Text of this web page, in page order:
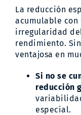
La reducción
acumulable con
irregularidad
rendimiento.
ventajosa en
Si no se
reducción
especial.